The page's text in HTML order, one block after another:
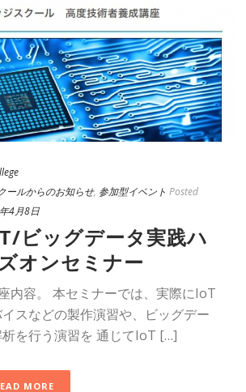
ールからのお知らせ, 参加型イベント Posted
4月8日
ビッグデータ実践ハ
オンセミナー
内容。 本セミナーでは、実際にIoT
スなどの製作演習や、ビッグデー
析を行う演習を 通じてIoT […]
MORE